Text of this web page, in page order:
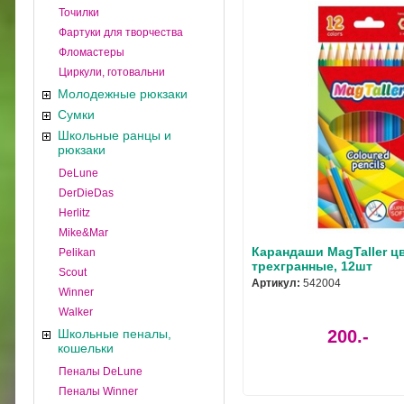
Точилки
Фартуки для творчества
Фломастеры
Циркули, готовальни
Молодежные рюкзаки
Сумки
Школьные ранцы и
рюкзаки
DeLune
DerDieDas
Herlitz
Mike&Mar
Pelikan
Scout
Winner
Walker
Школьные пеналы,
кошельки
Пеналы DeLune
Пеналы Winner
Карандаши MagTaller
трехгранные, 12шт
Артикул: 542004
200.-